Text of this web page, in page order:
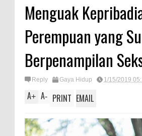
Menguak
Perempuan yang
Berpenampilan
Reply Gaya Hidup 1/15/2019
A+ A- PRINT EMAIL